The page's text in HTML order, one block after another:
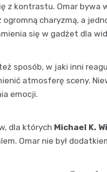
z kontrastu. Omar
ogromną charyzmą, a
się w gadżet dla
sposób, w jaki inni
atmosferę sceny.
emocji.
dla których Michael K.
Omar nie był